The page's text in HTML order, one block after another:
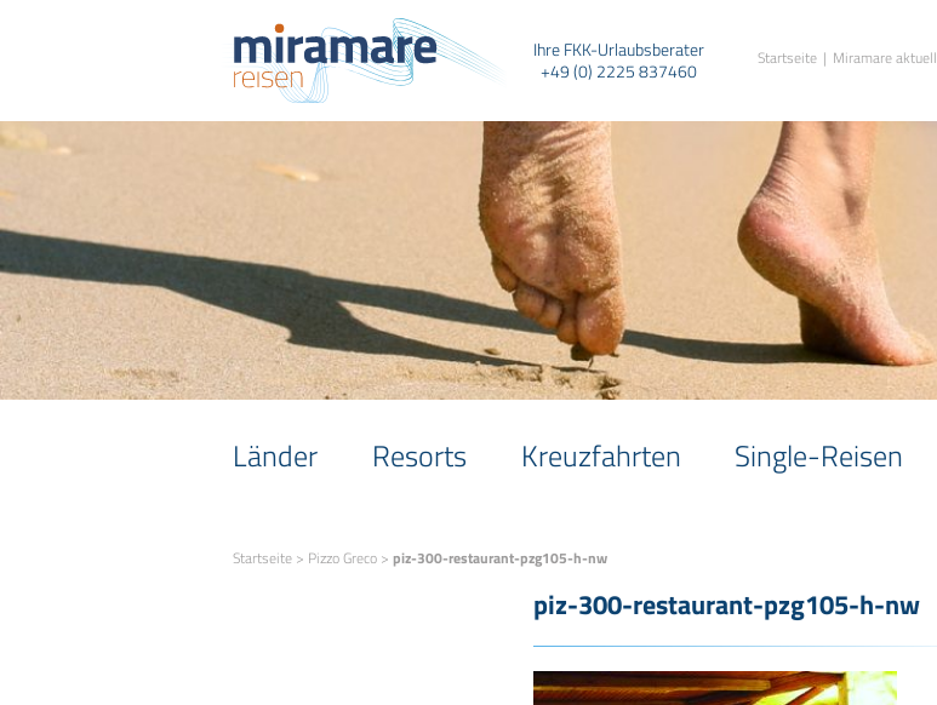
Ihre FKK-Urlaubsberater
+49 (0) 2225 837460
Startseite Miramare aktuell
Länder Resorts Kreuzfahrten Single-Reisen
Startseite > Pizzo Greco > piz-300-restaurant-pzg105-h-nw
piz-300-restaurant-pzg105-h-nw